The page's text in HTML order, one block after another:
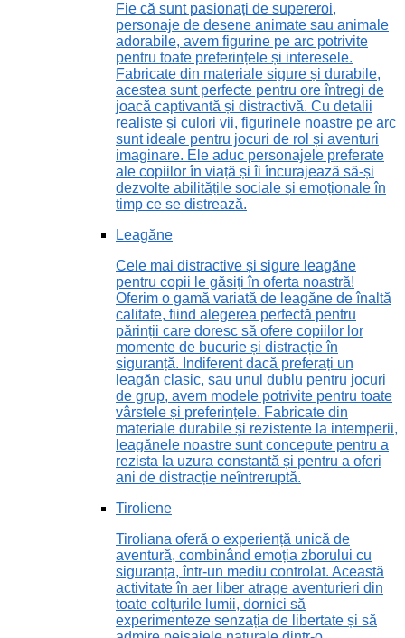
Fie că sunt pasionați de supereroi,
personaje de desene animate sau animale
adorabile, avem figurine pe arc potrivite
pentru toate preferințele și interesele.
Fabricate din materiale sigure și durabile,
acestea sunt perfecte pentru ore întregi de
joacă captivantă și distractivă. Cu detalii
realiste și culori vii, figurinele noastre pe arc
sunt ideale pentru jocuri de rol și aventuri
imaginare. Ele aduc personajele preferate
ale copiilor în viață și îi încurajează să-și
dezvolte abilitățile sociale și emoționale în
timp ce se distrează.
Leagăne
Cele mai distractive și sigure leagăne
pentru copii le găsiți în oferta noastră!
Oferim o gamă variată de leagăne de înaltă
calitate, fiind alegerea perfectă pentru
părinții care doresc să ofere copiilor lor
momente de bucurie și distracție în
siguranță. Indiferent dacă preferați un
leagăn clasic, sau unul dublu pentru jocuri
de grup, avem modele potrivite pentru toate
vârstele și preferințele. Fabricate din
materiale durabile și rezistente la intemperii,
leagănele noastre sunt concepute pentru a
rezista la uzura constantă și pentru a oferi
ani de distracție neîntreruptă.
Tiroliene
Tiroliana oferă o experiență unică de
aventură, combinând emoția zborului cu
siguranța, într-un mediu controlat. Această
activitate în aer liber atrage aventurieri din
toate colțurile lumii, dornici să
experimenteze senzația de libertate și să